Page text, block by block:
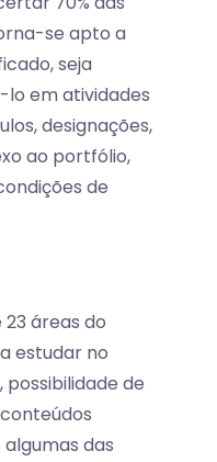
se apto a
seja
lo em atividades
designações,
ao portfólio,
de
23 áreas do
estudar no
de
das